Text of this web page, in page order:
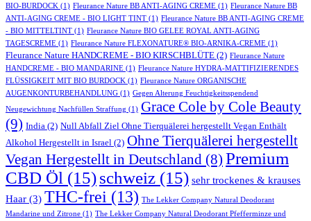
BIO-BURDOCK (1) Fleurance Nature BB ANTI-AGING CREME (1) Fleurance Nature BB
ANTI-AGING CREME - BIO LIGHT TINT (1) Fleurance Nature BB ANTI-AGING CREME
- BIO MITTELTINT (1) Fleurance Nature BIO GELEE ROYAL ANTI-AGING
TAGESCREME (1) Fleurance Nature FLEXONATURE® BIO-ARNIKA-CREME (1)
Fleurance Nature HANDCREME - BIO KIRSCHBLÜTE (2) Fleurance Nature
HANDCREME - BIO MANDARINE (1) Fleurance Nature HYDRA-MATTIFIZIERENDES
FLÜSSIGKEIT MIT BIO BURDOCK (1) Fleurance Nature ORGANISCHE
AUGENKONTURBEHANDLUNG (1) Gegen Alterung Feuchtigkeitsspendend
Neugewichtung Nachfüllen Straffung (1) Grace Cole by Cole Beauty
(9) India (2) Null Abfall Ziel Ohne Tierquälerei hergestellt Vegan Enthält
Alkohol Hergestellt in Israel (2) Ohne Tierquälerei hergestellt
Vegan Hergestellt in Deutschland (8) Premium
CBD Öl (15)schweiz (15) sehr trockenes & krauses
Haar (3) THC-frei (13) The Lekker Company Natural Deodorant
Mandarine und Zitrone (1) The Lekker Company Natural Deodorant Pfefferminze und